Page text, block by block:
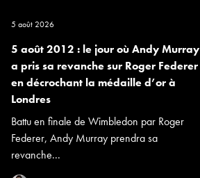
5 août 2026
5 août 2012 : le jour où Andy Murray
a pris sa revanche sur Roger Federer
en décrochant la médaille d’or à
Londres
Battu en finale de Wimbledon par Roger
Federer, Andy Murray prendra sa
revanche...